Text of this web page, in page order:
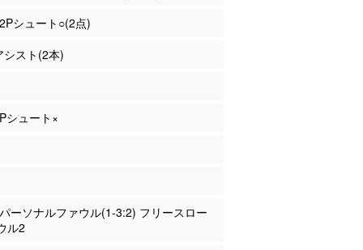
シュート○(2点)
スト(2本)
シュート×
ーソナルファウル(1-3:2) フリースロー
ル2